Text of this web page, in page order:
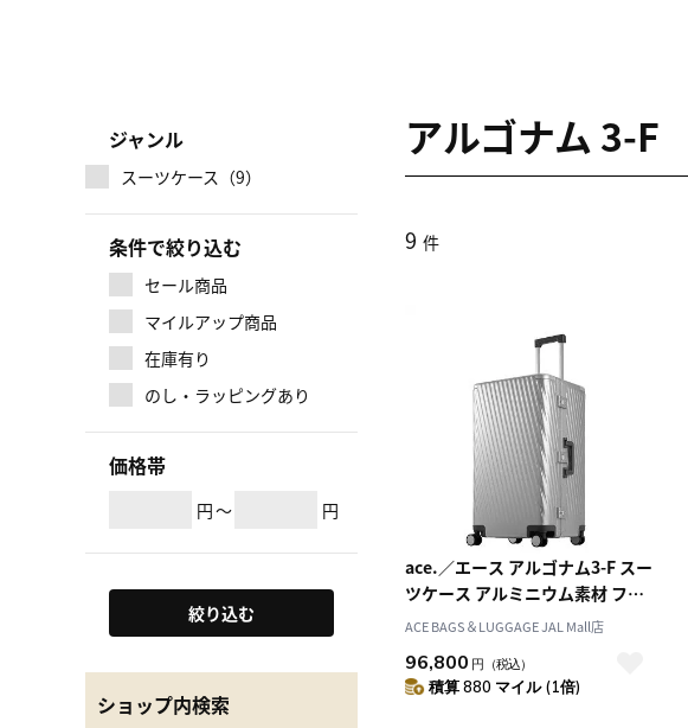
マイルアップ商品
条件で絞り込む
セール商品
在庫有り
のし・ラッピングあり
価格帯
円～ 円
ジャンル
スーツケース（9）
絞り込む
ショップ内検索
アルゴナム 3-F
9 件
ace.／エース アルゴナム3-F スー
ツケース アルミニウム素材 フレ
ームタイプ 100リットル 05503
ACE BAGS＆LUGGAGE JAL Mall店
96,800 円 （税込）
積算 880 マイル (1倍)